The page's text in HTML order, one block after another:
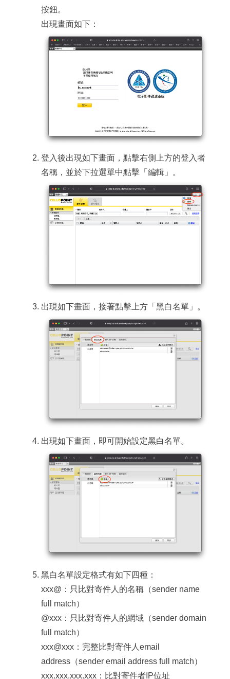
按鈕。
出現畫面如下：
登入後出現如下畫面，點擊右側上方的登入者
名稱，並於下拉選單中點擊「編輯」。
出現如下畫面，接著點擊上方「黑白名單」。
出現如下畫面，即可開始設定黑白名單。
黑白名單設定格式有如下四種：
xxx@：只比對寄件人的名稱（sender name
full match）
@xxx：只比對寄件人的網域（sender domain
full match）
xxx@xxx：完整比對寄件人email
address（sender email address full match）
xxx.xxx.xxx.xxx：比對寄件者IP位址